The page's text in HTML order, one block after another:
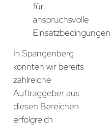
für
anspruchsvolle
In Spangenberg
konnten wir bereits
zahlreiche
Auftraggeber aus
diesen Bereichen
erfolgreich